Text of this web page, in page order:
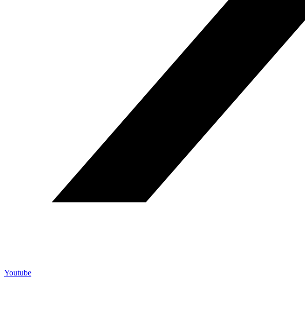
Youtube